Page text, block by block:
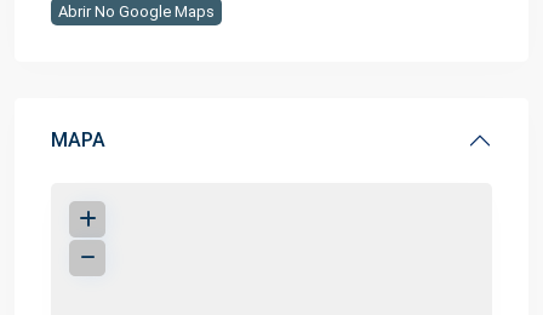
Abrir No Google Maps
MAPA